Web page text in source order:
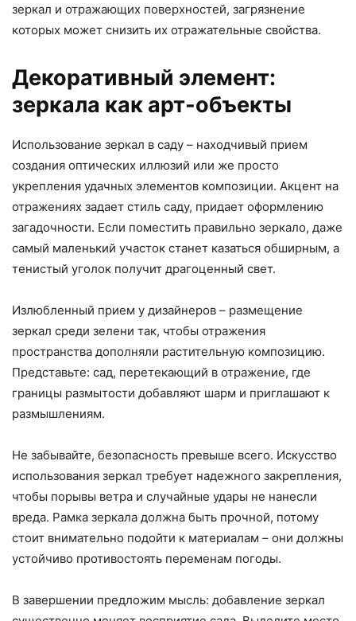
зеркал и отражающих поверхностей, загрязнение
которых может снизить их отражательные свойства.
Декоративный элемент:
зеркала как арт-объекты
Использование зеркал в саду – находчивый прием
создания оптических иллюзий или же просто
укрепления удачных элементов композиции. Акцент на
отражениях задает стиль саду, придает оформлению
загадочности. Если поместить правильно зеркало, даже
самый маленький участок станет казаться обширным, а
тенистый уголок получит драгоценный свет.
Излюбленный прием у дизайнеров – размещение
зеркал среди зелени так, чтобы отражения
пространства дополняли растительную композицию.
Представьте: сад, перетекающий в отражение, где
границы размытости добавляют шарм и приглашают к
размышлениям.
Не забывайте, безопасность превыше всего. Искусство
использования зеркал требует надежного закрепления,
чтобы порывы ветра и случайные удары не нанесли
вреда. Рамка зеркала должна быть прочной, потому
стоит внимательно подойти к материалам – они должны
устойчиво противостоять переменам погоды.
В завершении предложим мысль: добавление зеркал